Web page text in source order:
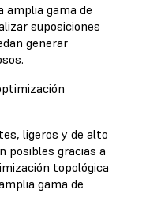
amplia gama de
suposiciones
generar
ligeros y de alto
posibles gracias a
topológica
gama de